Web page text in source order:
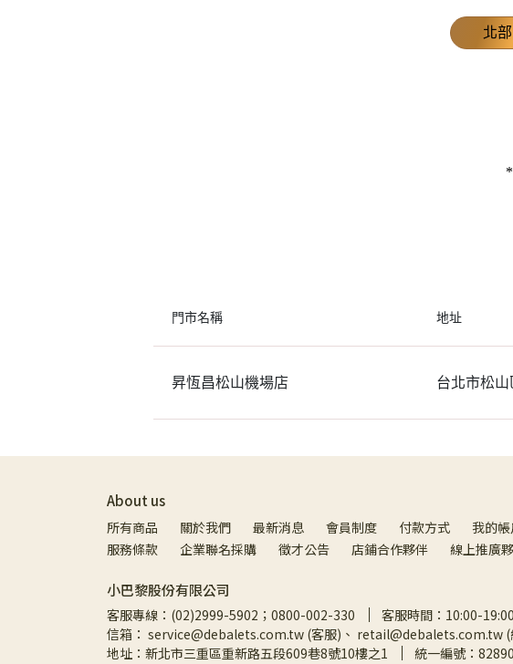
北部
門市名稱 地址
昇恆昌松山機場店 台北市松山
About us
所有商品 關於我們 最新消息 會員制度 付款方式 我的帳
服務條款
企業聯名採購 徵才公告 店鋪合作夥伴 線上推廣
小巴黎股份有限公司
客服專線：(02)2999-5902；0800-002-330
客服時間：10:00-
信箱： service@debalets.com.tw (客服)、 retail@debalets.com.tw (
地址：新北市三重區重新路五段609巷8號10樓之1
統一編號：